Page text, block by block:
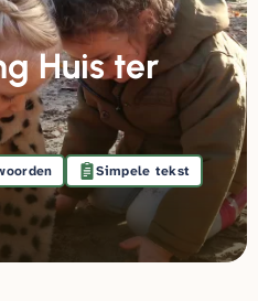
Huis ter
Simpele tekst